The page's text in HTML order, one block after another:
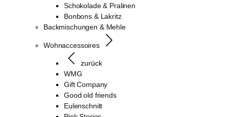
Schokolade & Pralinen
Bonbons & Lakritz
Backmischungen & Mehle
Wohnaccessoires
zurück
WMG
Gift Company
Good old friends
Eulenschnitt